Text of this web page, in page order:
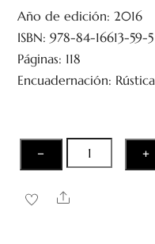
r
d
o
c
o
5
Año de edición: 2016
ISBN: 978-84-16613-59-5
Páginas: 118
Encuadernación: Rústica
−
Mente
en
acción
+
Share